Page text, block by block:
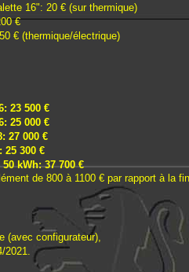
16": 20 € (sur thermique)
€
€ (thermique/électrique)
23 500 €
25 000 €
27 000 €
25 300 €
kWh: 37 700 €
de 800 à 1100 € par rapport à la
(avec configurateur),
2021.